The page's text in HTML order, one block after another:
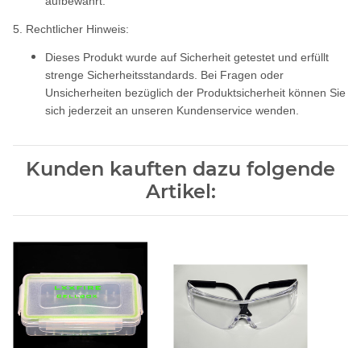
5. Rechtlicher Hinweis:
Dieses Produkt wurde auf Sicherheit getestet und erfüllt
strenge Sicherheitsstandards. Bei Fragen oder
Unsicherheiten bezüglich der Produktsicherheit können Sie
sich jederzeit an unseren Kundenservice wenden.
Kunden kauften dazu folgende
Artikel: